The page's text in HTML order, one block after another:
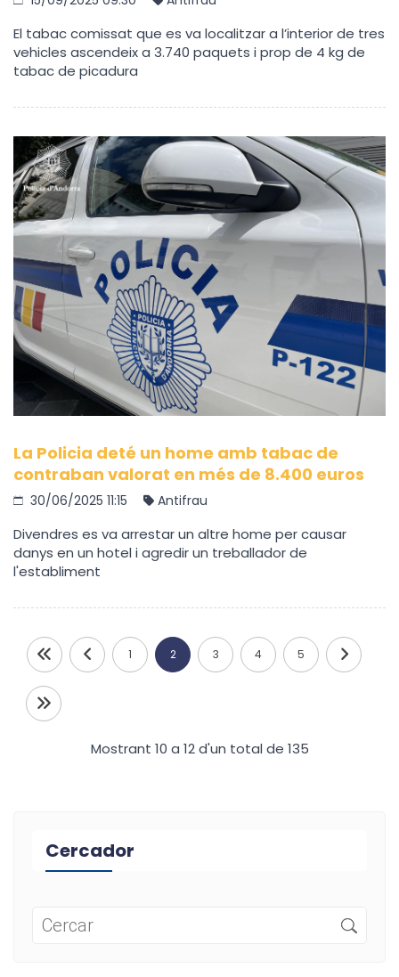
El tabac comissat que es va localitzar a l’interior de tres
vehicles ascendeix a 3.740 paquets i prop de 4 kg de
tabac de picadura
La Policia deté un home amb tabac de
contraban valorat en més de 8.400 euros
30/06/2025 11:15 Antifrau
Divendres es va arrestar un altre home per causar
danys en un hotel i agredir un treballador de
l'establiment
1 2 3 4 5
Mostrant 10 a 12 d'un total de 135
Cercador